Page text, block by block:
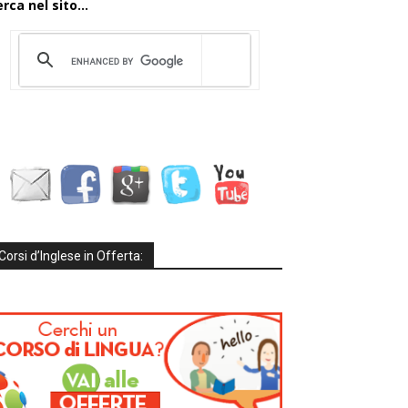
nel sito...
d’Inglese in Offerta: